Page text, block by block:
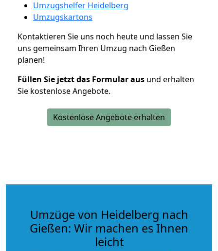
Umzugshelfer Heidelberg
Umzugskartons
Kontaktieren Sie uns noch heute und lassen Sie
uns gemeinsam Ihren Umzug nach Gießen
planen!
Füllen Sie jetzt das Formular aus und erhalten
Sie kostenlose Angebote.
Kostenlose Angebote erhalten
Umzüge von Heidelberg nach
Gießen: Wir machen es Ihnen
leicht